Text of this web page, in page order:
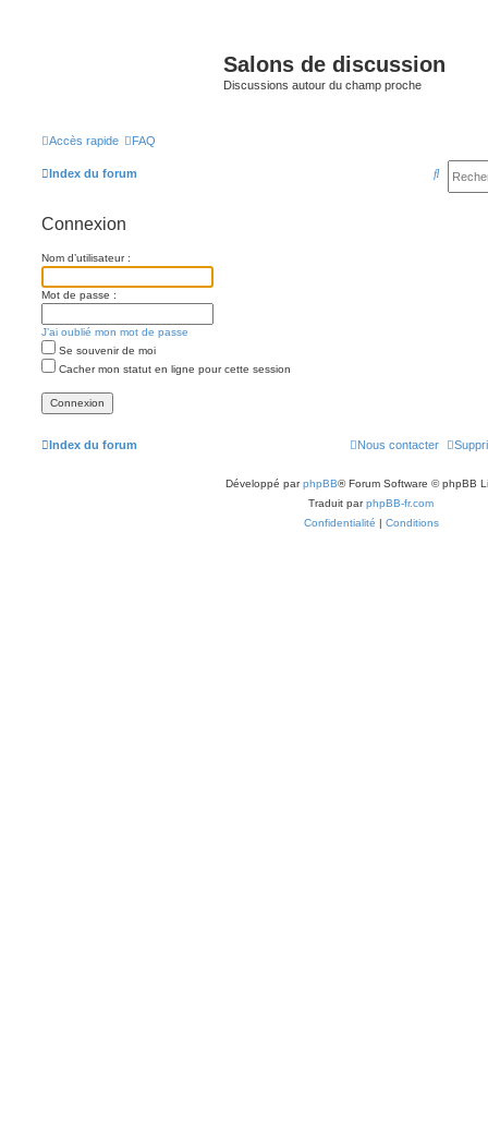
Salons de discussion
Discussions autour du champ proche
Accès rapide FAQ
Index du forum
R
Connexion
Nom d’utilisateur :
Mot de passe :
J’ai oublié mon mot de passe
Se souvenir de moi
Cacher mon statut en ligne pour cette session
Index du forum Nous contacter
Développé parphpBB® Forum Software © phpBB
Traduit parphpBB-fr.com
Confidentialité | Conditions